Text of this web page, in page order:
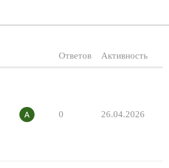
Ответов Активность
0 26.04.2026